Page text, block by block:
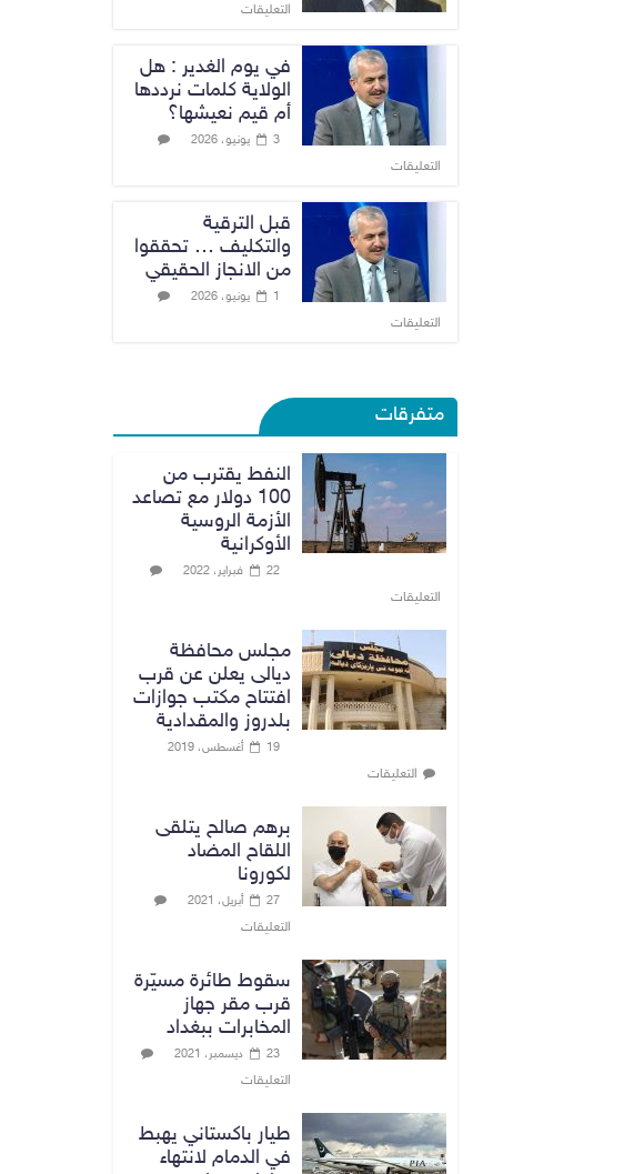
التعليقات
في يوم الغدير : هل
الولاية كلمات نرددها
أم قيم نعيشها؟
3 يونيو، 2026
التعليقات
قبل الترقية
والتكليف … تحققوا
من الانجاز الحقيقي
1 يونيو، 2026
التعليقات
متفرقات
النفط يقترب من
100 دولار مع تصاعد
الأزمة الروسية
الأوكرانية
22 فبراير، 2022
التعليقات
مجلس محافظة
ديالى يعلن عن قرب
افتتاح مكتب جوازات
بلدروز والمقدادية
19 أغسطس، 2019
التعليقات
برهم صالح يتلقى
اللقاح المضاد
لكورونا
27 أبريل، 2021
التعليقات
سقوط طائرة مسيّرة
قرب مقر جهاز
المخابرات ببغداد
23 ديسمبر، 2021
التعليقات
طيار باكستاني يهبط
في الدمام لانتهاء